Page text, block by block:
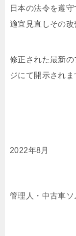
日本の法令を遵
適宜見直しその改
修正された最新
ジにて開示されま
2022年8月
管理人・中古車ソ